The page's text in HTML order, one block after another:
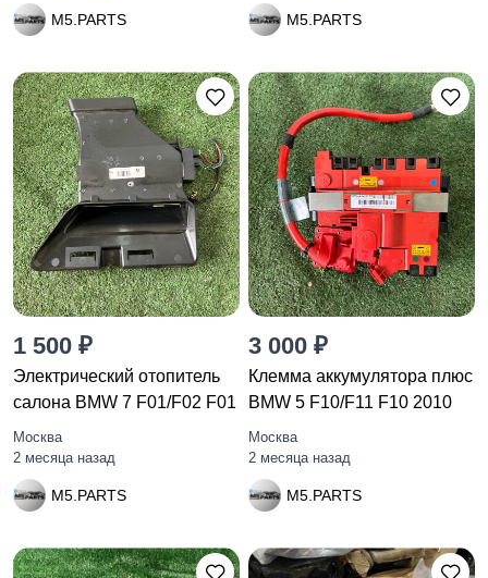
M5.PARTS M5.PARTS
1 500 ₽
Электрический отопитель
салона BMW 7 F01/F02 F01
Москва
2 месяца назад
M5.PARTS
3 000 ₽
Клемма аккумулятора плюс
BMW 5 F10/F11 F10 2010
Москва
2 месяца назад
M5.PARTS